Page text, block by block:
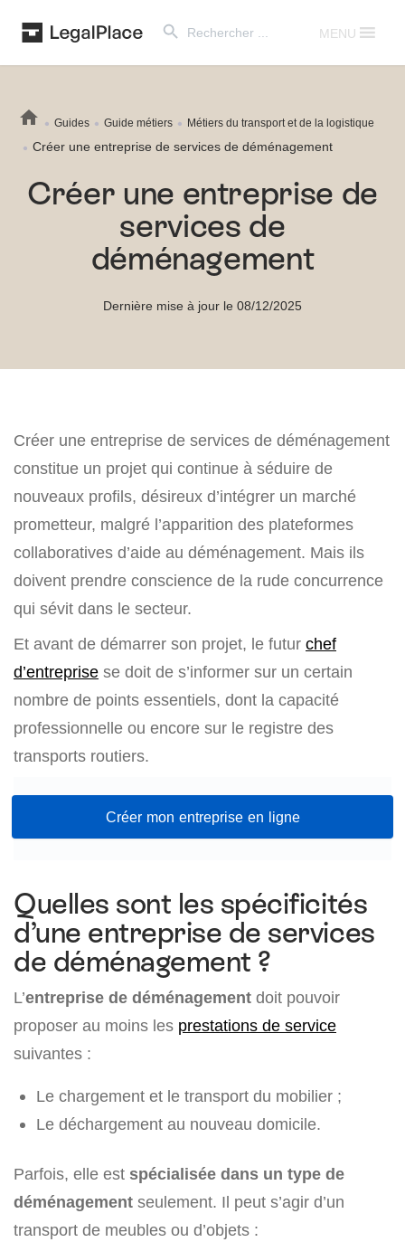
for:
MENU
Guides Guide métiers Métiers du transport et de la logistique
Créer une entreprise de services de déménagement
Créer une entreprise de
services de
déménagement
Dernière mise à jour le 08/12/2025
Créer une entreprise de services de déménagement
constitue un projet qui continue à séduire de
nouveaux profils, désireux d’intégrer un marché
prometteur, malgré l’apparition des plateformes
collaboratives d’aide au déménagement. Mais ils
doivent prendre conscience de la rude concurrence
qui sévit dans le secteur.
Et avant de démarrer son projet, le futur chef
d’entreprise se doit de s’informer sur un certain
nombre de points essentiels, dont la capacité
professionnelle ou encore sur le registre des
transports routiers.
Créer mon entreprise en ligne
Quelles sont les spécificités
d’une entreprise de services
de déménagement ?
L’entreprise de déménagement doit pouvoir
proposer au moins les prestations de service
suivantes :
Le chargement et le transport du mobilier ;
Le déchargement au nouveau domicile.
Parfois, elle est spécialisée dans un type de
déménagement seulement. Il peut s’agir d’un
transport de meubles ou d’objets :